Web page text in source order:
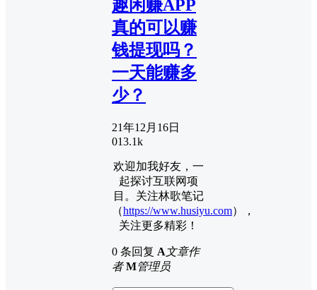
趣闲赚APP
真的可以赚
钱提现吗？
一天能赚多
少？
21年12月16日
013.1k
欢迎加我好友，一
起探讨互联网项
目。关注林歌笔记
（https://www.husiyu.com），
关注更多精彩！
0 条回复 A文章作
者 M管理员